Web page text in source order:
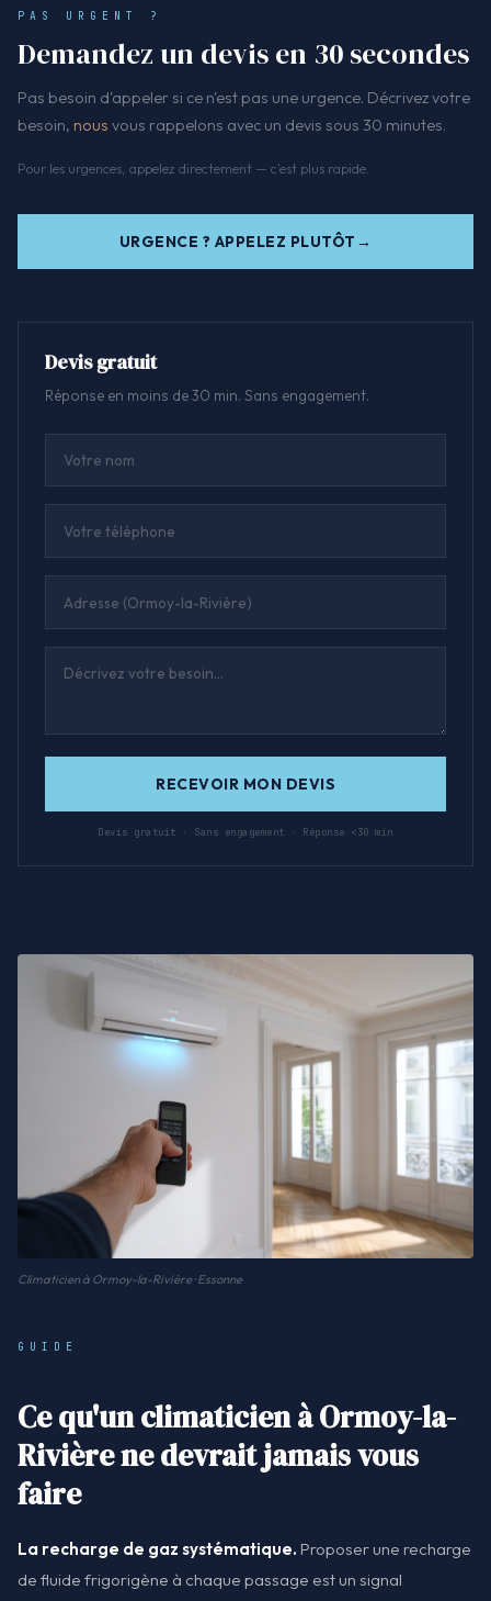
PAS URGENT ?
Demandez un devis en 30 secondes
Pas besoin d'appeler si ce n'est pas une urgence. Décrivez votre
besoin, nous vous rappelons avec un devis sous 30 minutes.
Pour les urgences, appelez directement — c'est plus rapide.
URGENCE ? APPELEZ PLUTÔT
Devis gratuit
Réponse en moins de 30 min. Sans engagement.
RECEVOIR MON DEVIS
Devis gratuit · Sans engagement · Réponse <30 min
Climaticien à Ormoy-la-Rivière · Essonne
GUIDE
Ce qu'un climaticien à Ormoy-la-
Rivière ne devrait jamais vous
faire
La recharge de gaz systématique. Proposer une recharge
de fluide frigorigène à chaque passage est un signal